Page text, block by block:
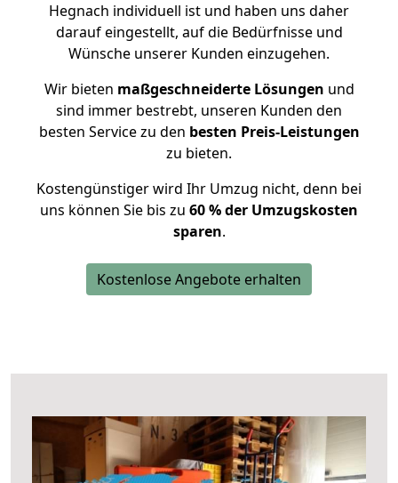
Hegnach individuell ist und haben uns daher
darauf eingestellt, auf die Bedürfnisse und
Wünsche unserer Kunden einzugehen.
Wir bieten maßgeschneiderte Lösungen und
sind immer bestrebt, unseren Kunden den
besten Service zu den besten Preis-Leistungen
zu bieten.
Kostengünstiger wird Ihr Umzug nicht, denn bei
uns können Sie bis zu 60 % der Umzugskosten
sparen.
Kostenlose Angebote erhalten